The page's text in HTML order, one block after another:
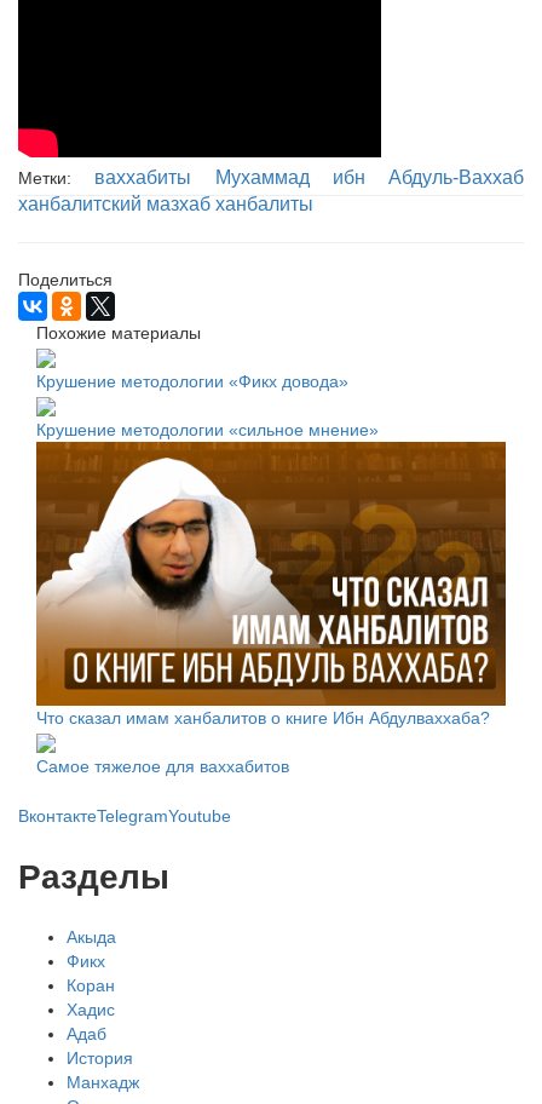
Метки: ваххабиты
Мухаммад ибн Абдуль-Ваххаб
ханбалитский мазхаб ханбалиты
Поделиться
Похожие материалы
Крушение методологии «Фикх довода»
Крушение методологии «сильное мнение»
Что сказал имам ханбалитов о книге Ибн Абдулваххаба?
Самое тяжелое для ваххабитов
ВконтактеTelegramYoutube
Разделы
Акыда
Фикх
Коран
Хадис
Адаб
История
Манхадж